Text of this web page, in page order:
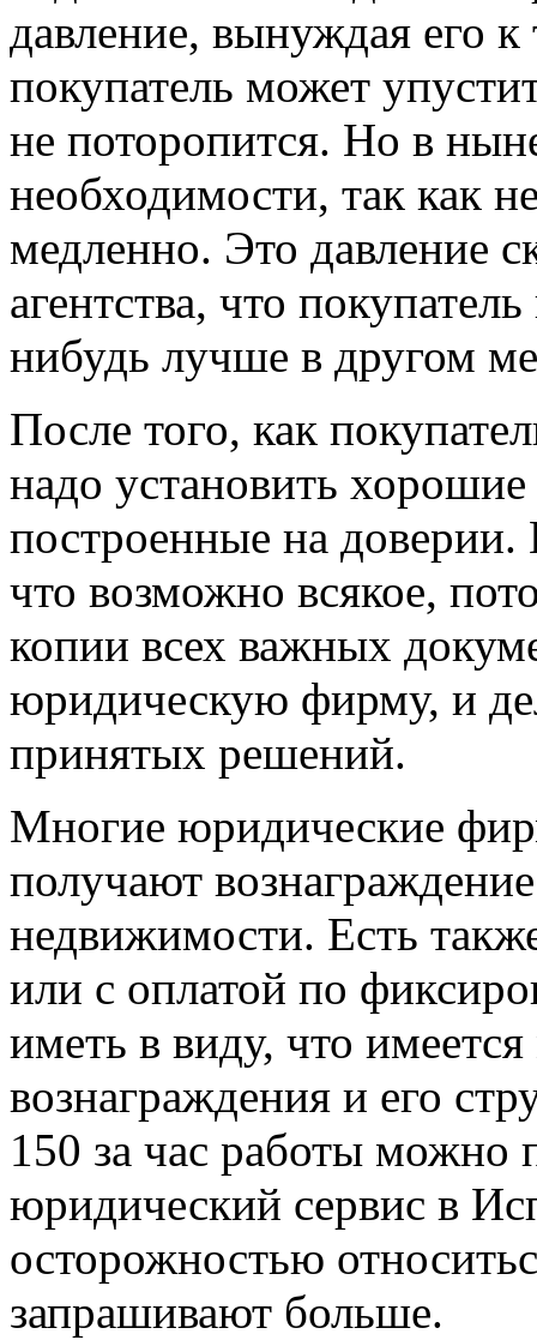
давление, вынуждая его
покупатель может
не поторопится. Но в
необходимости, так как
медленно. Это давление
агентства, что
нибудь лучше в другом
После того, как
надо установить
построенные на доверии.
что возможно всякое,
копии всех важных
юридическую фирму, и
принятых решений.
Многие юридические
получают
недвижимости. Есть
или с оплатой по
иметь в виду, что
вознаграждения и его
150 за час работы можно
юридический сервис в
осторожностью
запрашивают больше.